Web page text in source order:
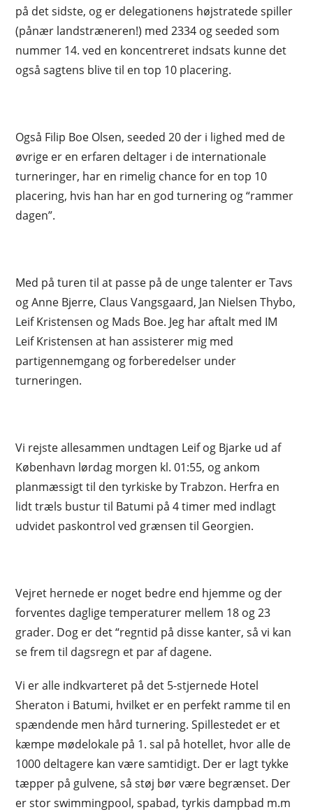
på det sidste, og er delegationens højstratede spiller
(pånær landstræneren!) med 2334 og seeded som
nummer 14. ved en koncentreret indsats kunne det
også sagtens blive til en top 10 placering.
Også Filip Boe Olsen, seeded 20 der i lighed med de
øvrige er en erfaren deltager i de internationale
turneringer, har en rimelig chance for en top 10
placering, hvis han har en god turnering og “rammer
dagen”.
Med på turen til at passe på de unge talenter er Tavs
og Anne Bjerre, Claus Vangsgaard, Jan Nielsen Thybo,
Leif Kristensen og Mads Boe. Jeg har aftalt med IM
Leif Kristensen at han assisterer mig med
partigennemgang og forberedelser under
turneringen.
Vi rejste allesammen undtagen Leif og Bjarke ud af
København lørdag morgen kl. 01:55, og ankom
planmæssigt til den tyrkiske by Trabzon. Herfra en
lidt træls bustur til Batumi på 4 timer med indlagt
udvidet paskontrol ved grænsen til Georgien.
Vejret hernede er noget bedre end hjemme og der
forventes daglige temperaturer mellem 18 og 23
grader. Dog er det “regntid på disse kanter, så vi kan
se frem til dagsregn et par af dagene.
Vi er alle indkvarteret på det 5-stjernede Hotel
Sheraton i Batumi, hvilket er en perfekt ramme til en
spændende men hård turnering. Spillestedet er et
kæmpe mødelokale på 1. sal på hotellet, hvor alle de
1000 deltagere kan være samtidigt. Der er lagt tykke
tæpper på gulvene, så støj bør være begrænset. Der
er stor swimmingpool, spabad, tyrkis dampbad m.m